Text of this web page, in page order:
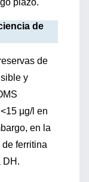
plazo.
de
de
y
µg/l en
en la
ferritina
DH.